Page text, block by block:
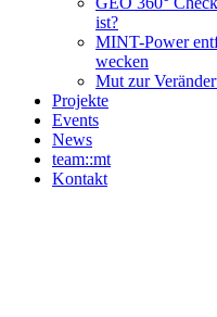
ist?
MINT-Power
wecken
Mut zur
Projekte
Events
News
team::mt
Kontakt